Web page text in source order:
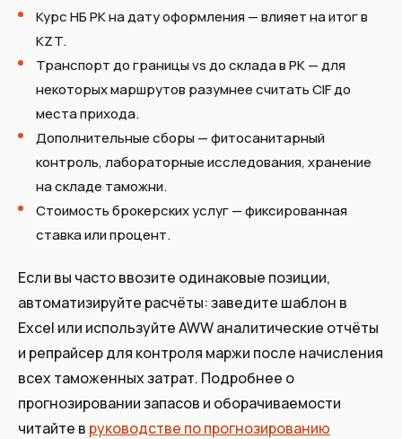
Курс НБ РК на дату оформления — влияет на итог в
KZT.
Транспорт до границы vs до склада в РК — для
некоторых маршрутов разумнее считать CIF до
места прихода.
Дополнительные сборы — фитосанитарный
контроль, лабораторные исследования, хранение
на складе таможни.
Стоимость брокерских услуг — фиксированная
ставка или процент.
Если вы часто ввозите одинаковые позиции,
автоматизируйте расчёты: заведите шаблон в
Excel или используйте AWW аналитические отчёты
и репрайсер для контроля маржи после начисления
всех таможенных затрат. Подробнее о
прогнозировании запасов и оборачиваемости
читайте в руководстве по прогнозированию